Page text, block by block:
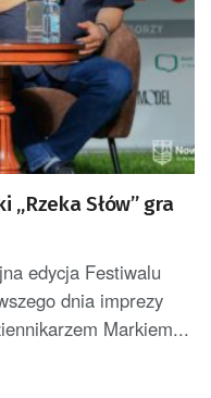
Słów” gra
edycja Festiwalu
dnia imprezy
Markiem...